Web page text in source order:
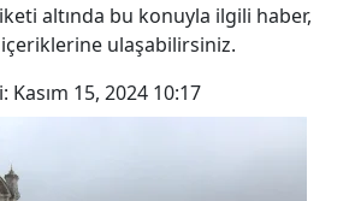
altında bu konuyla ilgili haber,
ulaşabilirsiniz.
Kasım 15, 2024 10:17